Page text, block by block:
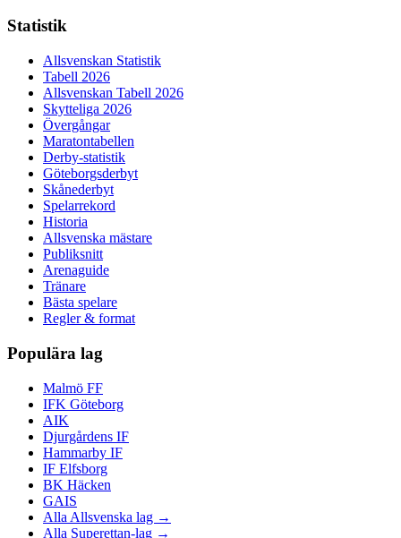
Statistik
Allsvenskan Statistik
Tabell 2026
Allsvenskan Tabell 2026
Skytteliga 2026
Övergångar
Maratontabellen
Derby-statistik
Göteborgsderbyt
Skånederbyt
Spelarrekord
Historia
Allsvenska mästare
Publiksnitt
Arenaguide
Tränare
Bästa spelare
Regler & format
Populära lag
Malmö FF
IFK Göteborg
AIK
Djurgårdens IF
Hammarby IF
IF Elfsborg
BK Häcken
GAIS
Alla Allsvenska lag →
Alla Superettan-lag →